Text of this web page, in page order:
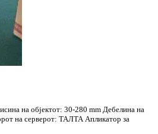
на објектот: 30-280 mm Дебелина на
на серверот: ТАЛТА Апликатор за